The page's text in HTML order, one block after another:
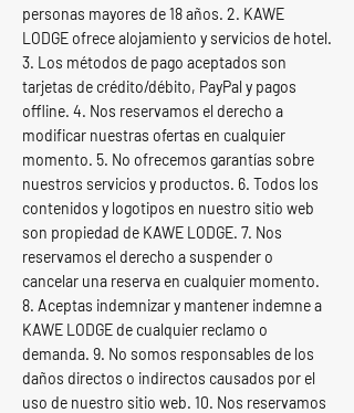
personas mayores de 18 años. 2. KAWE
LODGE ofrece alojamiento y servicios de hotel.
3. Los métodos de pago aceptados son
tarjetas de crédito/débito, PayPal y pagos
offline. 4. Nos reservamos el derecho a
modificar nuestras ofertas en cualquier
momento. 5. No ofrecemos garantías sobre
nuestros servicios y productos. 6. Todos los
contenidos y logotipos en nuestro sitio web
son propiedad de KAWE LODGE. 7. Nos
reservamos el derecho a suspender o
cancelar una reserva en cualquier momento.
8. Aceptas indemnizar y mantener indemne a
KAWE LODGE de cualquier reclamo o
demanda. 9. No somos responsables de los
daños directos o indirectos causados por el
uso de nuestro sitio web. 10. Nos reservamos